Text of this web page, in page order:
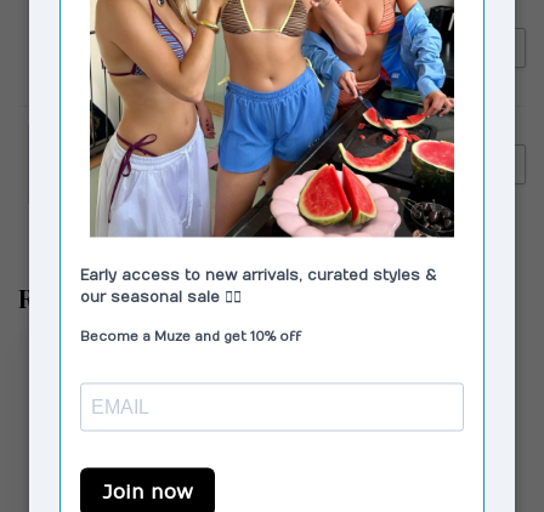
RÉSUMÉ
Résumé AmyRS Skirt Black
€70,00
CAMPER
Camper Milah Boots Black
€260,00
€149,00
Recent bekeken